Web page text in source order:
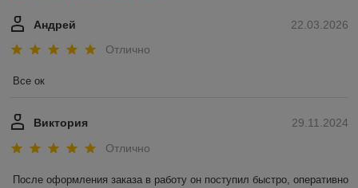
22.03.2026
Андрей
Отлично
Все ок
29.11.2024
Виктория
Отлично
После оформления заказа в работу он поступил быстро, оперативно